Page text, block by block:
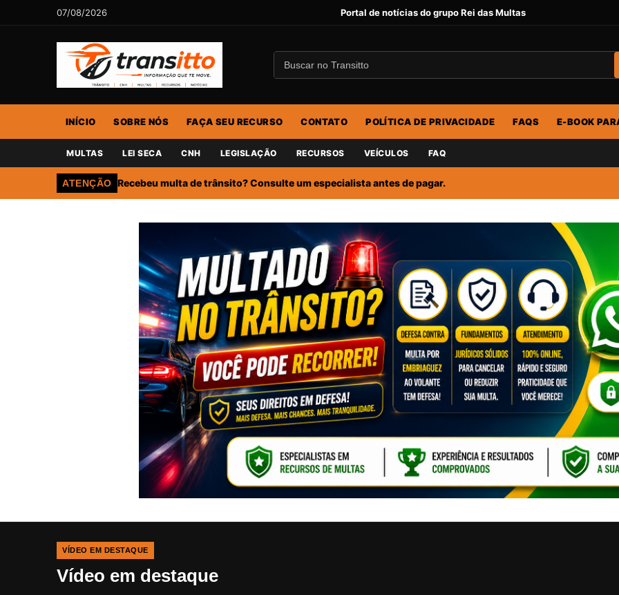
07/08/2026 Portal de notícias do grupo Rei das Multas
INÍCIO SOBRE NÓS FAÇA SEU RECURSO CONTATO POLÍTICA DE PRIVACIDADE FAQS E-BOOK
MULTAS LEI SECA CNH LEGISLAÇÃO RECURSOS VEÍCULOS FAQ
ATENÇÃO Recebeu multa de trânsito? Consulte um especialista antes de pagar.
VÍDEO EM DESTAQUE
Vídeo em destaque